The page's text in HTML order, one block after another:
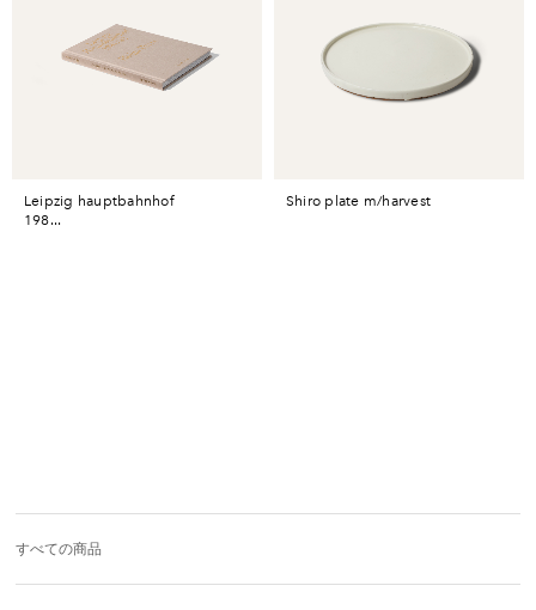
leipzig hauptbahnhof
198...
shiro plate m/harvest
すべての商品